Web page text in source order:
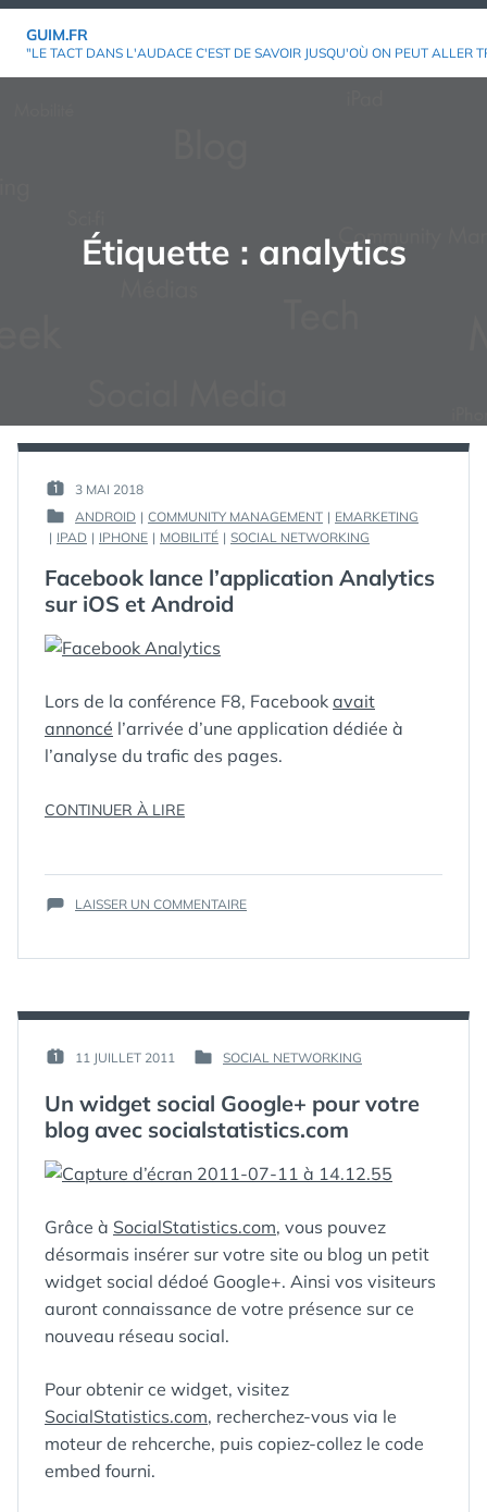
Aller
GUIM.FR
"LE TACT DANS L'AUDACE C'EST DE SAVOIR JUSQU'OÙ ON PEUT ALLER
Étiquette : analytics
PUBLIÉ
LE :
3 MAI 2018
GUIM
PUBLIÉ
ANDROID | COMMUNITY MANAGEMENT | EMARKETING
| IPAD | IPHONE | MOBILITÉ | SOCIAL NETWORKING
Facebook lance l’application Analytics
sur iOS et Android
Lors de la conférence F8, Facebook avait
annoncé l’arrivée d’une application dédiée à
l’analyse du trafic des pages.
CONTINUER À LIRE« FACEBOOK
ANALYTICS
SUR
APP,
,
MOBILE
LAISSER UN COMMENTAIRESUR
L’APPLICATION
ANDROID
PUBLIÉ
11 JUILLET 2011
PAR :
PUBLIÉ
SOCIAL NETWORKING
Un widget social Google+ pour votre
blog avec socialstatistics.com
Grâce à SocialStatistics.com, vous pouvez
désormais insérer sur votre site ou blog un petit
widget social dédoé Google+. Ainsi vos visiteurs
auront connaissance de votre présence sur ce
nouveau réseau social.
Pour obtenir ce widget, visitez
SocialStatistics.com, recherchez-vous via le
moteur de rehcerche, puis copiez-collez le code
embed fourni.